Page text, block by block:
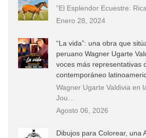
"El Esplendor Ecuestre:
Enero 28, 2024
“La vida”: una obra que
peruano Wagner Ugarte
voces más representativas
contemporáneo
Wagner Ugarte Valdivia en
Jou…
Agosto 06, 2026
Dibujos para Colorear, una